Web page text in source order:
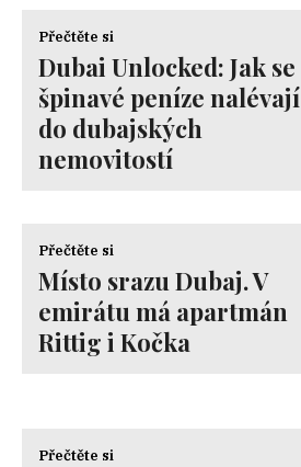
Přečtěte si
Dubai Unlocked: Jak se
špinavé peníze nalévají
do dubajských
nemovitostí
Přečtěte si
Místo srazu Dubaj. V
emirátu má apartmán
Rittig i Kočka
Přečtěte si